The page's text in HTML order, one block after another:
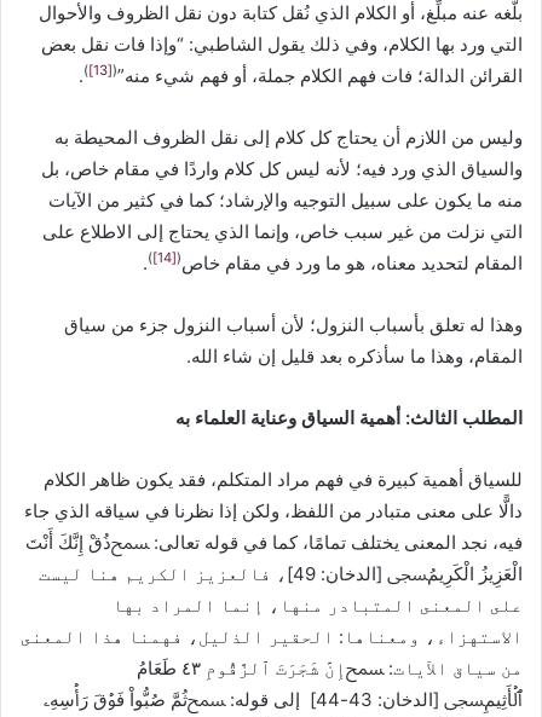
بلَّغه عنه مبلِّغ، أو الكلام الذي نُقل كتابة دون نقل الظروف والأحوال
التي ورد بها الكلام، وفي ذلك يقول الشاطبي: “وإذا فات ‌نقل ‌بعض
القرائن الدالة؛ فات فهم الكلام جملة، أو فهم شيء منه”(
[13]
)
.
وليس من اللازم أن يحتاج كل كلام إلى نقل الظروف المحيطة به
والسياق الذي ورد فيه؛ لأنه ليس كل كلام واردًا في مقام خاص، بل
منه ما يكون على سبيل التوجيه والإرشاد؛ كما في كثير من الآيات
التي نزلت من غير سبب خاص، وإنما الذي يحتاج إلى الاطلاع على
المقام لتحديد معناه، هو ما ورد في مقام خاص(
[14]
)
.
وهذا له تعلق بأسباب النزول؛ لأن أسباب النزول جزء من سياق
المقام، وهذا ما سأذكره بعد قليل إن شاء الله.
المطلب الثالث: أهمية السياق وعناية العلماء به
للسياق أهمية كبيرة في فهم مراد المتكلم، فقد يكون ظاهر الكلام
دالًّا على معنى متبادر من اللفظ، ولكن إذا نظرنا في سياقه الذي جاء
فيه، نجد المعنى يختلف تمامًا، كما في قوله تعالى: ﵟذُقْ إِنَّكَ أَنْتَ
الْعَزِيزُ الْكَرِيمُﵞ [الدخان: 49]، فالعزيز الكريم هنا ليست
على المعنى المتبادر منها، إنما المراد بها
الاستهزاء، ومعناها: الحقير الذليل، فهمنا هذا المعنى
من سياق الآيات: ﵟإِنَّ شَجَرَتَ ٱلزَّقُّومِ ٤٣ طَعَامُ
ٱلۡأَثِيمِﵞ [الدخان: 43-44] إلى قوله: ﵟ‌ثُمَّ ‌صُبُّواْ فَوۡقَ رَأۡسِهِۦ